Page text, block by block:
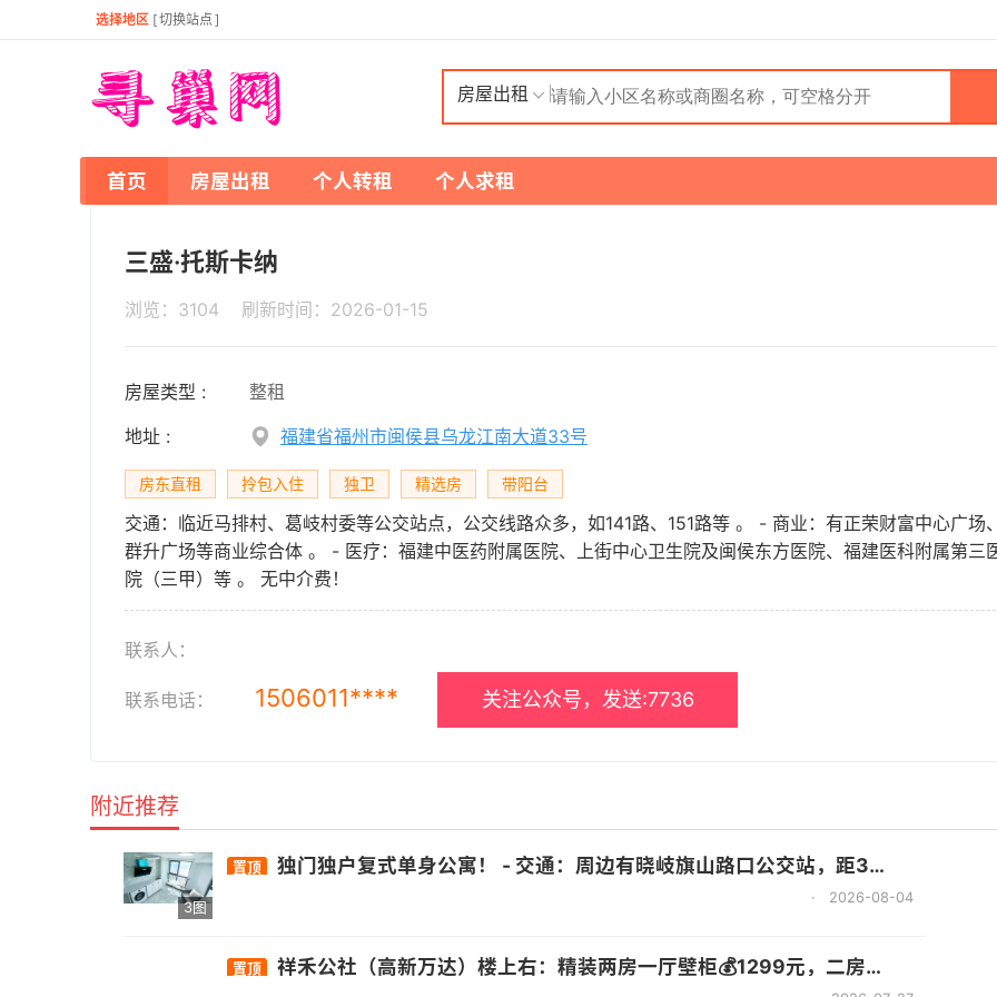
选择地区 [切换站点 ]
房屋出租
首页 房屋出租 个人转租 个人求租
三盛·托斯卡纳
浏览：3104 刷新时间： 2026-01-15
房屋类型 :
整租
地址 :
福建省福州市闽侯县乌龙江南大道33号
房东直租 拎包入住 独卫 精选房 带阳台
交通：临近马排村、葛岐村委等公交站点，公交线路众多，如141路、151路等 。 - 商业：有正荣财富中心广场
群升广场等商业综合体 。 - 医疗：福建中医药附属医院、上街中心卫生院及闽侯东方医院、福建医科附属第三
院（三甲）等 。 无中介费！
联系人：
联系电话： 1506011**** 关注公众号，发送:7736
附近推荐
3图
置顶 独门独户复式单身公寓！ - 交通：周边有晓岐旗山路口公交站，距326路、350路公交较近 。 - 商业：临近万达广场，生活购物便利 。 无中介费！
· 2026-08-04
置顶 祥禾公社（高新万达）楼上右：精装两房一厅壁柜💰1299元，二房一厅一卫，采光通风良好。